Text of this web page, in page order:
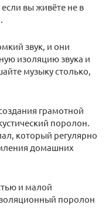
вы живёте не в
звук, и они
изоляцию звука и
музыку столько,
грамотной
поролон.
который регулярно
домашних
и малой
поролон